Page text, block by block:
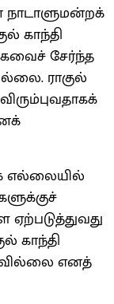
நாடாளுமன்றக்
காந்தி
சேர்ந்த
ராகுல்
எல்லையில்
காந்தி
எனத்